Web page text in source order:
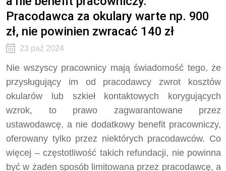
Pracodawca za okulary warte np. 900
zł, nie powinien zwracać 140 zł
23 paź 2024
Nie wszyscy pracownicy mają świadomość tego, że
przysługujący im od pracodawcy zwrot kosztów
okularów lub szkieł kontaktowych korygujących
wzrok, to prawo zagwarantowane przez
ustawodawcę, a nie dodatkowy benefit pracowniczy,
oferowany tylko przez niektórych pracodawców. Co
więcej – częstotliwość takich refundacji, nie powinna
być w żaden sposób limitowana przez pracodawcę, a